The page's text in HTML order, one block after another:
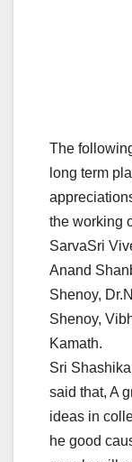
The
long term
the working
SarvaSri
Anand
Shenoy,
Shenoy,
Kamath.
Sri
said that, A
ideas in
he good